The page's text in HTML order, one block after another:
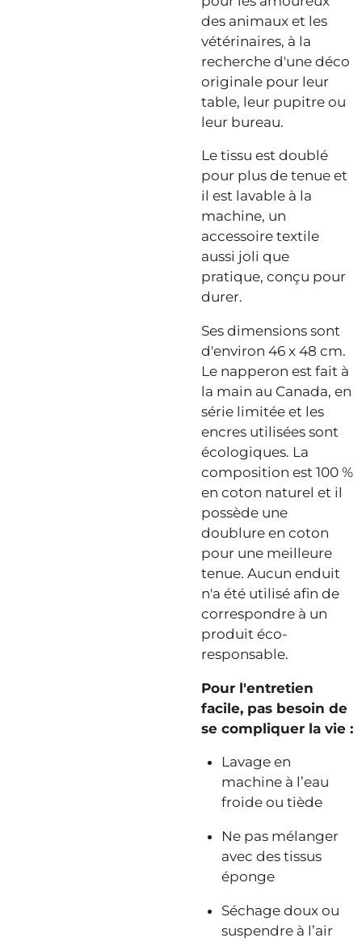
des animaux et les
vétérinaires, à la
recherche d'une déco
originale pour leur
table, leur pupitre ou
leur bureau.
Le tissu est doublé
pour plus de tenue et
il est lavable à la
machine, un
accessoire textile
aussi joli que
pratique, conçu pour
durer.
Ses dimensions sont
d'environ 46 x 48 cm.
Le napperon est fait à
la main au Canada, en
série limitée et les
encres utilisées sont
écologiques. La
composition est 100 %
en coton naturel et il
possède une
doublure en coton
pour une meilleure
tenue. Aucun enduit
n'a été utilisé afin de
correspondre à un
produit éco-
responsable.
Pour l'entretien
facile, pas besoin de
se compliquer la vie :
Lavage en
machine à l’eau
froide ou tiède
Ne pas mélanger
avec des tissus
éponge
Séchage doux ou
suspendre à l’air